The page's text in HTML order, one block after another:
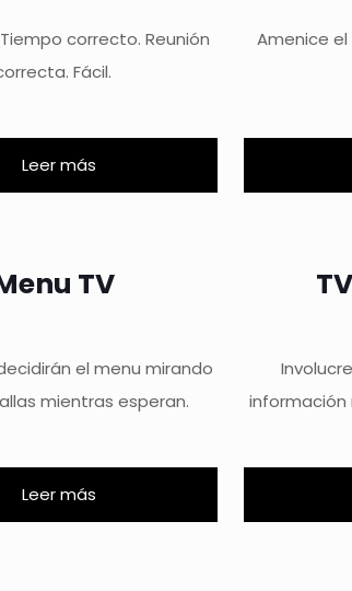
correcto. Reunión
Fácil.
Leer más
Amenice
TV
el menu mirando
mientras esperan.
Leer más
información